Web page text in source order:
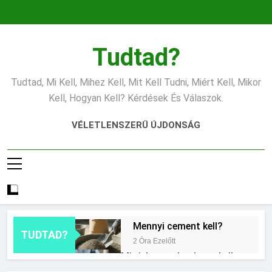
Tudtad?
Tudtad, Mi Kell, Mihez Kell, Mit Kell Tudni, Miért Kell, Mikor
Kell, Hogyan Kell? Kérdések És Válaszok.
VÉLETLENSZERŰ ÚJDONSÁG
TUDTAD?
Mennyi cement kell?
2 Óra Ezelőtt
Mit jelent a thm hogy kell